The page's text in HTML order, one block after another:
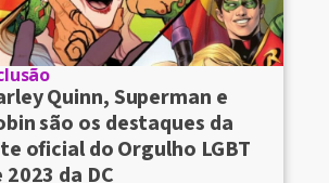
Quinn, Superman e
são os destaques da
oficial do Orgulho LGBT
2023 da DC